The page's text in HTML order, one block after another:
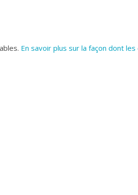
En savoir plus sur la façon dont